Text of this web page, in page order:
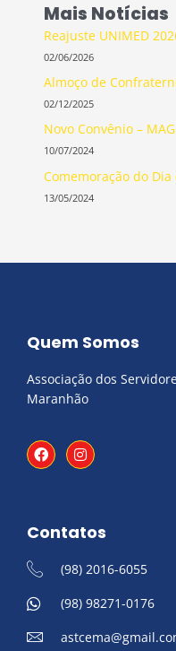
Mais Notícias
Reajuste UNIMED
02/06/2026
Almoço de
02/12/2025
Novo Convênio –
10/07/2024
Comemoração do Dia
13/05/2024
Quem Somos
Associação dos
Maranhão
F
a
c
o
I
n
s
r
m
Contatos
(98) 2016-6055
(98) 98271-0176